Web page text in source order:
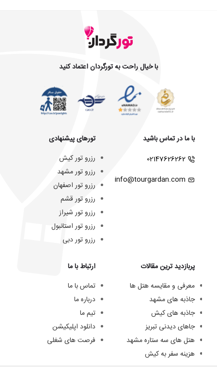
با خیال راحت به تورگردان اعتماد کنید
با ما در تماس باشید
02147626262
info@tourgardan.com
تورهای پیشنهادی
رزرو تور کیش
رزرو تور مشهد
رزرو تور اصفهان
رزرو تور قشم
رزرو تور شیراز
رزرو تور استانبول
رزرو تور دبی
پربازدید ترین مقالات
معرفی و مقایسه هتل ها
جاذبه های مشهد
جاذبه های کیش
جاهای دیدنی تبریز
هتل های سه ستاره مشهد
هزینه سفر به کیش
ارتباط با ما
تماس با ما
درباره ما
تیم ما
دانلود اپلیکیشن
فرصت های شغلی